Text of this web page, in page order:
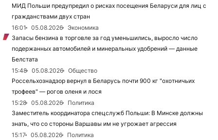
МИД Польши предупредил о рисках посещения Беларуси для лиц с
гражданствами двух стран
16:01
05.08.2026
Экономика
Запасы бензина в торговле за год уменьшились, выросло число
подержанных автомобилей и минеральных удобрений — данные
Белстата
15:48
05.08.2026
Общество
Россельхознадзор вернул в Беларусь почти 900 кг "охотничьих
трофеев" — рогов оленя и лося
15:28
05.08.2026
Политика
Заместитель координатора спецслужб Польши: В Минске должны
знать, что со стороны Варшавы им не угрожает агрессия
15:17
05.08.2026
Политика